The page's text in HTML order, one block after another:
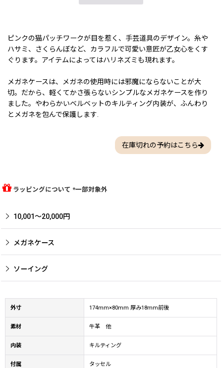
ピンクの猫パッチワークが目を惹く、手芸道具のデザイン。糸や
ハサミ、さくらんぼなど、カラフルで可愛い意匠が乙女心をくす
ぐります。アイテムによってはハリネズミも現れます。
メガネケースは、メガネの使用時には邪魔にならないことが大
切。だから、軽くてかさ張らないシンプルなメガネケースを作り
ました。やわらかいベルベットのキルティング内装が、ふんわり
とメガネを包んで保護します.
在庫切れの予約はこちら
ラッピングについて *一部対象外
10,001〜20,000円
メガネケース
ソーイング
外寸 174mm×80mm 厚み18mm前後
素材 牛革 他
内装 キルティング
付属 タッセル